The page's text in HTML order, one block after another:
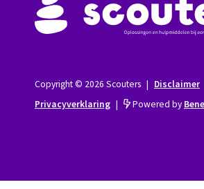
Copyright © 2026 Scouters | Disclaimer
Privacyverklaring | Powered by